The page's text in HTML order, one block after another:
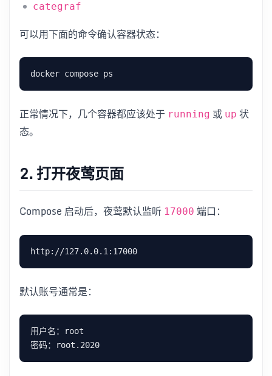
categraf
可以用下面的命令确认容器状态：
正常情况下，几个容器都应该处于 running 或 up 状
态。
2. 打开夜莺页面
Compose 启动后，夜莺默认监听 17000 端口：
默认账号通常是：